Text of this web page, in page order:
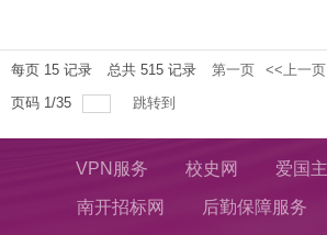
每页 15 记录 总共 515 记录 第一页 <<上一页
页码 1/35 跳转到
VPN服务 校史网 爱国
南开招标网 后勤保障服务